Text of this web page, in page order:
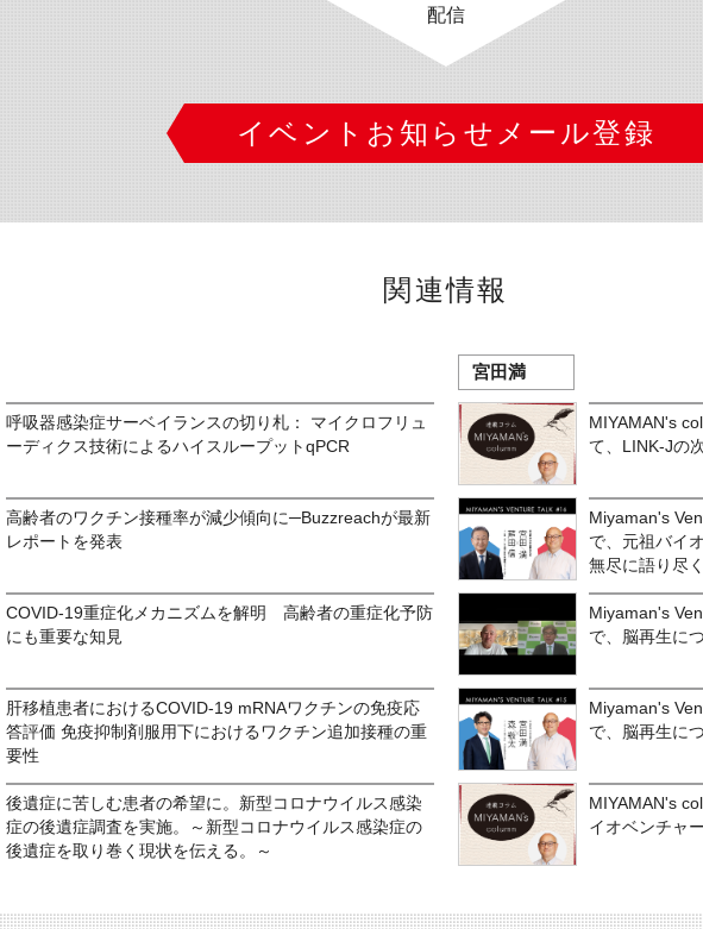
配信
イベントお知らせメール登録
関連情報
呼吸器感染症サーベイランスの切り札： マイクロフリュ
ーディクス技術によるハイスループットqPCR
高齢者のワクチン接種率が減少傾向に─Buzzreachが最新
レポートを発表
COVID-19重症化メカニズムを解明 高齢者の重症化予防
にも重要な知見
肝移植患者におけるCOVID-19 mRNAワクチンの免疫応
答評価 免疫抑制剤服用下におけるワクチン追加接種の重
要性
後遺症に苦しむ患者の希望に。新型コロナウイルス感染
症の後遺症調査を実施。～新型コロナウイルス感染症の
後遺症を取り巻く現状を伝える。～
宮田満
MIYAMAN's
て、LINK-Jの
Miyaman's
で、元祖バイ
無尽に語り尽く
Miyaman's
で、脳再生に
Miyaman's
で、脳再生に
MIYAMAN's
イオベンチャ